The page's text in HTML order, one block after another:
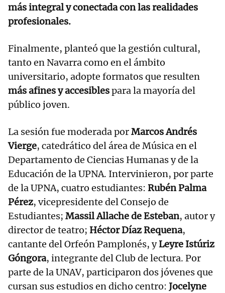
más integral y conectada con las realidades
profesionales.
Finalmente, planteó que la gestión cultural,
tanto en Navarra como en el ámbito
universitario, adopte formatos que resulten
más afines y accesiblespara la mayoría del
público joven.
La sesión fue moderada porMarcos Andrés
Vierge, catedrático del área de Música en el
Departamento de Ciencias Humanas y de la
Educación de la UPNA. Intervinieron, por parte
de la UPNA, cuatro estudiantes: Rubén Palma
Pérez, vicepresidente del Consejo de
Estudiantes; Massil Allache de Esteban, autor y
director de teatro; Héctor Díaz Requena,
cantante del Orfeón Pamplonés, yLeyre Istúriz
Góngora, integrante del Club de lectura. Por
parte de la UNAV, participaron dos jóvenes que
cursan sus estudios en dicho centro: Jocelyne